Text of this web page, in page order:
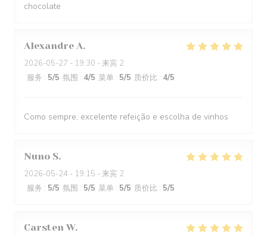
chocolate
Alexandre A
2026-05-27 - 19:30 - 来宾 2
服务 : 5/5 氛围 : 4/5 菜单 : 5/5 质价比 : 4/5
Como sempre, excelente refeição e escolha de vinhos
Nuno S
2026-05-24 - 19:15 - 来宾 2
服务 : 5/5 氛围 : 5/5 菜单 : 5/5 质价比 : 5/5
Carsten W